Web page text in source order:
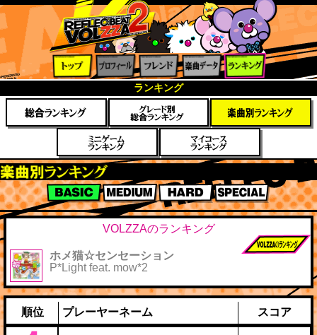
ィール
フレン
ド
楽曲デ
ータ
ング
ランキング
楽曲別スコアランキング
BASIC MEDIUM HARD SPECIAL
VOLZZAのランキング
ホメ猫☆センセーション
P*Light feat. mow*2
順位 プレーヤーネーム スコア